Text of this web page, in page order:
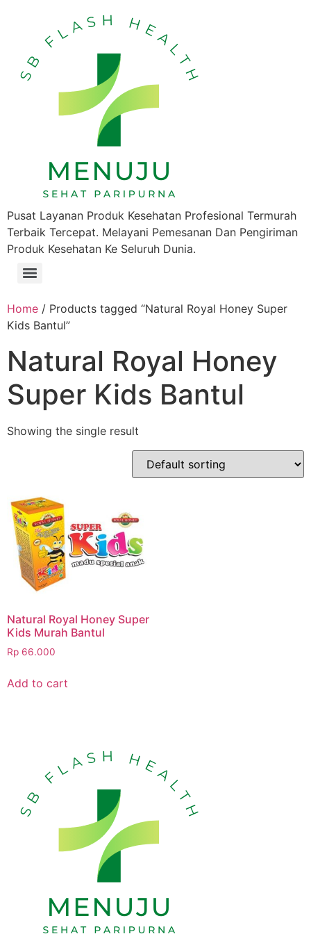
Pusat Layanan Produk Kesehatan Profesional Termurah
Terbaik Tercepat. Melayani Pemesanan Dan Pengiriman
Produk Kesehatan Ke Seluruh Dunia.
Home / Products tagged “Natural Royal Honey Super
Kids Bantul”
Natural Royal Honey
Super Kids Bantul
Showing the single result
Natural Royal Honey Super
Kids Murah Bantul
Rp 66.000
Add to cart